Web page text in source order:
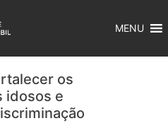
MENU
os
idosos e